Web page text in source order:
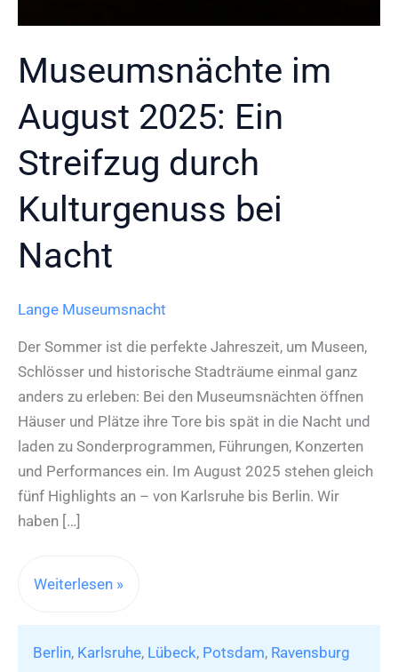
Museumsnächte im
August 2025: Ein
Streifzug durch
Kulturgenuss bei
Nacht
Lange Museumsnacht
Der Sommer ist die perfekte Jahreszeit, um Museen,
Schlösser und historische Stadträume einmal ganz
anders zu erleben: Bei den Museumsnächten öffnen
Häuser und Plätze ihre Tore bis spät in die Nacht und
laden zu Sonderprogrammen, Führungen, Konzerten
und Performances ein. Im August 2025 stehen gleich
fünf Highlights an – von Karlsruhe bis Berlin. Wir
haben […]
Museumsnächte
2025:
Weiterlesen »
Berlin, Karlsruhe, Lübeck, Potsdam, Ravensburg